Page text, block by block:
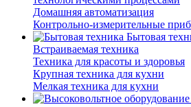
Домашняя автоматизация
Контрольно-измерительные
Бытовая
Встраиваемая техника
Техника для красоты и здоровья
Крупная техника для кухни
Мелкая техника для кухни